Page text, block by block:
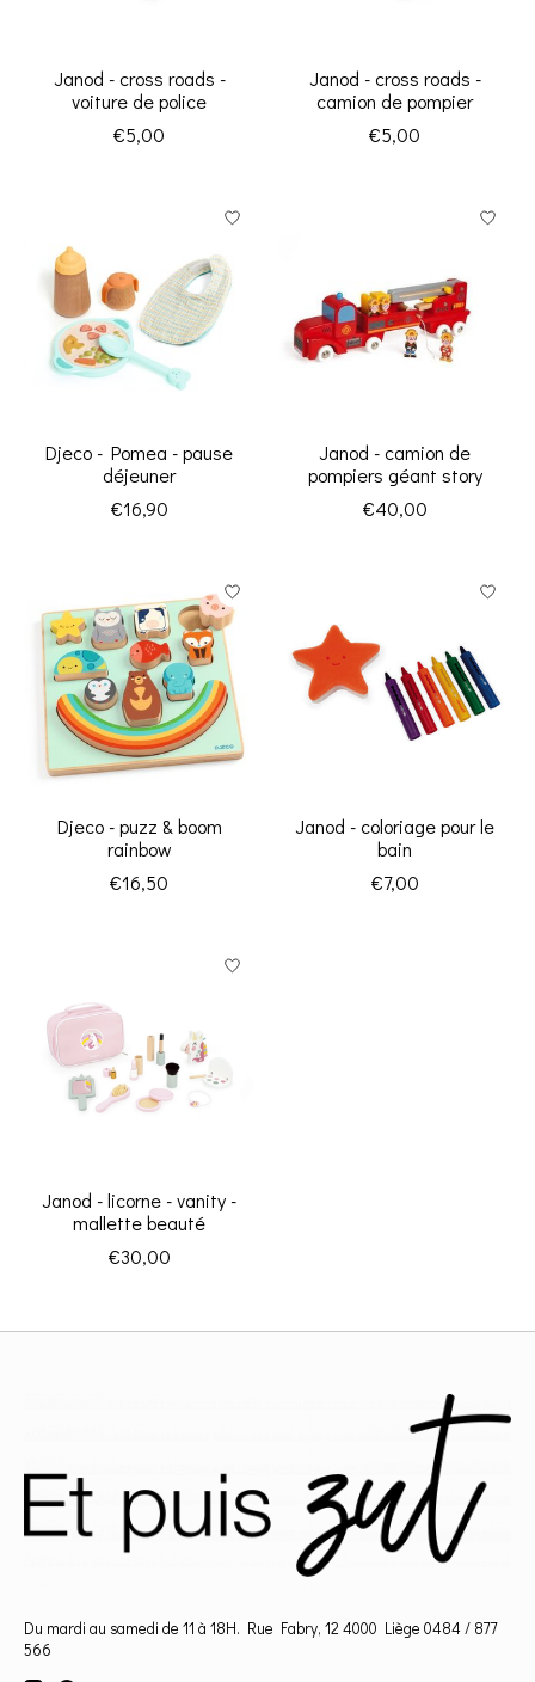
Janod - cross roads -
voiture de police
€5,00
Janod - cross roads -
camion de pompier
€5,00
Djeco - Pomea - pause
déjeuner
€16,90
Janod - camion de
pompiers géant story
€40,00
Djeco - puzz & boom
rainbow
€16,50
Janod - coloriage pour le
bain
€7,00
Janod - licorne - vanity -
mallette beauté
€30,00
Du mardi au samedi de 11 à 18H. Rue Fabry, 12 4000 Liège 0484 / 877
566